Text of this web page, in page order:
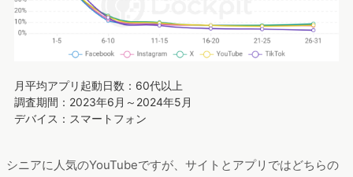
月平均アプリ起動日数：60代以上
調査期間：2023年6月～2024年5月
デバイス：スマートフォン
シニアに人気のYouTubeですが、サイトとアプリではどちらの